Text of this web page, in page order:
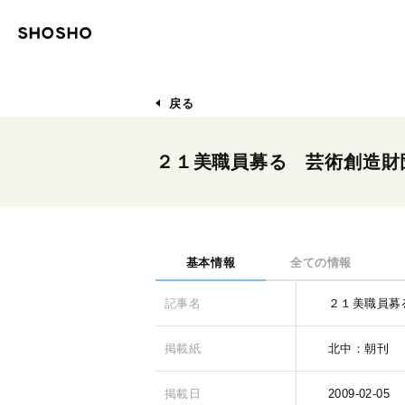
戻る
２１美職員募る 芸術創造財
基本情報 全ての情報
記事名 ２１美職員
掲載紙 北中：朝刊
掲載日 2009-02-05